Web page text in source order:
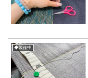
◆製作中